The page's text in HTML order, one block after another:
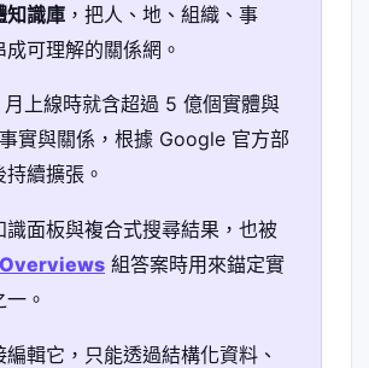
知識庫 ，把人、地、組織、事
可理解的關係網。
上線時就含超過 5 億個實體與
實與關係，根據 Google 官方部
續擴張。
識面板與複合式搜尋結果，也被
組答案時用來錨定實
。
輯它，只能透過結構化資料、